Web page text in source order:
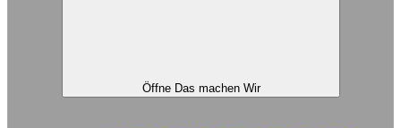
Öffne Das machen Wir